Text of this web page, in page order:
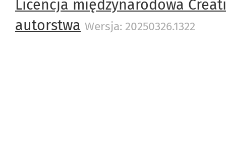
Licencja międzynarodowa
autorstwa Wersja: 20250326.1322